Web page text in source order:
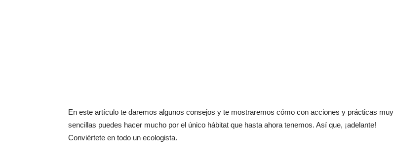
En este artículo te daremos algunos consejos y te mostraremos cómo con acciones y prácticas muy
sencillas puedes hacer mucho por el único hábitat que hasta ahora tenemos. Así que, ¡adelante!
Conviértete en todo un ecologista.